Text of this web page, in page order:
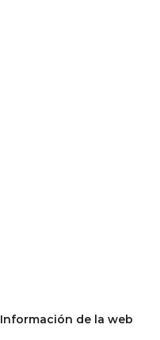
Información de la web